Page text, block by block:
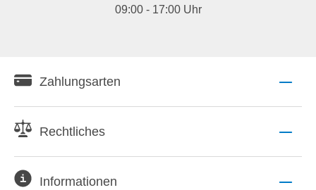
09:00 - 17:00 Uhr
Zahlungsarten
Rechtliches
Informationen